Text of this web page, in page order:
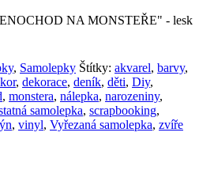
NA MONSTEŘE" - lesk
, Samolepky Štítky: akvarel, barvy,
, dekorace, deník, děti, Diy,
, monstera, nálepka, narozeniny,
samolepka, scrapbooking,
, vinyl, Vyřezaná samolepka, zvíře